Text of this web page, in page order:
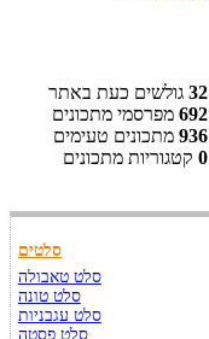
32 גולשים כעת באתר
692 מפרסמי מתכונים
936 מתכונים טעימים
0 קטגוריות מתכונים
סלטים
סלט טאבולה
סלט טונה
סלט עגבניות
סלט פסטה